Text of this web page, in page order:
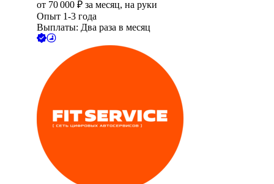
от 70 000 ₽ за месяц, на руки
Опыт 1-3 года
Выплаты: Два раза в месяц